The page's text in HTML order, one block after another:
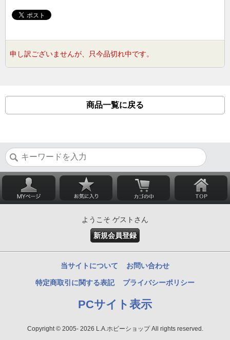
申し訳ございませんが、只今品切れ中です。
商品一覧に戻る
ようこそ ゲストさん
新規会員登録
当サイトについて お問い合わせ
特定商取引に関する表記 プライバシーポリシー
PCサイト表示
Copyright © 2005- 2026 L.A.ホビーショップ All rights reserved.